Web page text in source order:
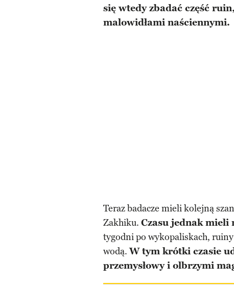
się wtedy zbadać część
malowidłami naściennymi.
Teraz badacze mieli kolejną
Zakhiku. Czasu jednak mieli
tygodni po wykopaliskach,
wodą.W tym krótki czasie
przemysłowy i olbrzymi